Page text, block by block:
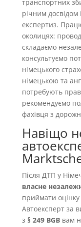
транспортних
річним
експертиз.
околицях:
складаємо
консультуємо
німецького
німецькою та
потребують
рекомендуємо
фахівця з
Навіщо
Після ДТП у
власне
приймати
Автоексперт за
з § 249 BGBвам